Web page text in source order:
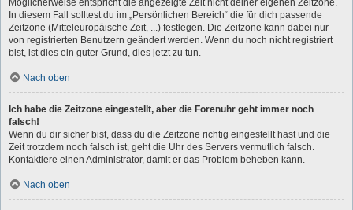
Möglicherweise entspricht die angezeigte Zeit nicht deiner eigenen Zeitzone.
In diesem Fall solltest du im „Persönlichen Bereich“ die für dich passende
Zeitzone (Mitteleuropäische Zeit, ...) festlegen. Die Zeitzone kann dabei nur
von registrierten Benutzern geändert werden. Wenn du noch nicht registriert
bist, ist dies ein guter Grund, dies jetzt zu tun.
Nach oben
Ich habe die Zeitzone eingestellt, aber die Forenuhr geht immer noch
falsch!
Wenn du dir sicher bist, dass du die Zeitzone richtig eingestellt hast und die
Zeit trotzdem noch falsch ist, geht die Uhr des Servers vermutlich falsch.
Kontaktiere einen Administrator, damit er das Problem beheben kann.
Nach oben